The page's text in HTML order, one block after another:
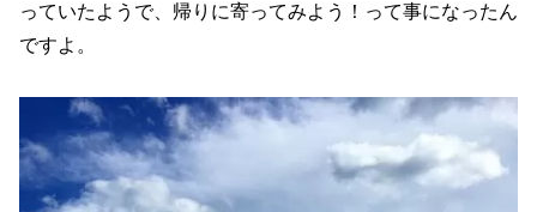
っていたようで、帰りに寄ってみよう！って事になったん
ですよ。